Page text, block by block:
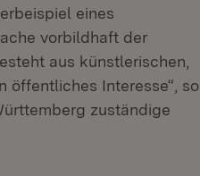
eines
vorbildhaft der
aus künstlerischen,
öffentliches Interesse“, so
zuständige